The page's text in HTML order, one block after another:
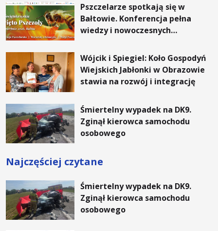
Pszczelarze spotkają się w
Bałtowie. Konferencja pełna
wiedzy i nowoczesnych
Wójcik i Spiegiel: Koło Gospodyń
Wiejskich Jabłonki w Obrazowie
stawia na rozwój i integrację
Śmiertelny wypadek na DK9.
Zginął kierowca samochodu
osobowego
Najczęściej czytane
Śmiertelny wypadek na DK9.
Zginął kierowca samochodu
osobowego